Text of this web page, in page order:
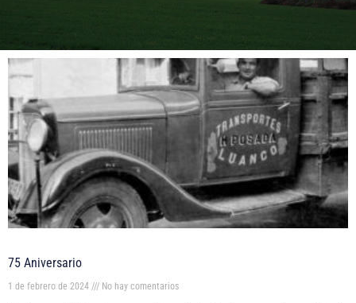
75 Aniversario
1 de febrero de 2024 No hay comentarios